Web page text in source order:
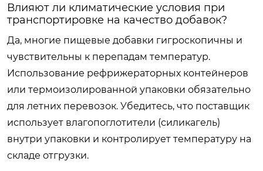
Влияют ли климатические условия при
транспортировке на качество добавок?
Да, многие пищевые добавки гигроскопичны и
чувствительны к перепадам температур.
Использование рефрижераторных контейнеров
или термоизолированной упаковки обязательно
для летних перевозок. Убедитесь, что поставщик
использует влагопоглотители (силикагель)
внутри упаковки и контролирует температуру на
складе отгрузки.